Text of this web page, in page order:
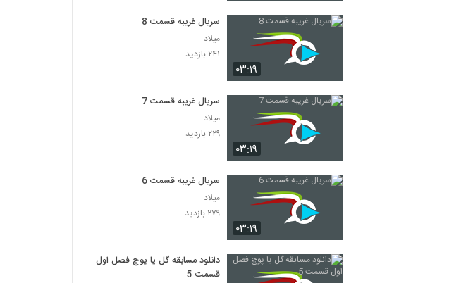
۰۳:۱۹
سریال غریبه قسمت 8
میلاد
۲۴۱ بازدید
۰۳:۱۹
سریال غریبه قسمت 7
میلاد
۲۲۹ بازدید
۰۳:۱۹
سریال غریبه قسمت 6
میلاد
۲۷۹ بازدید
دانلود مسابقه گل یا پوچ فصل اول
قسمت 5